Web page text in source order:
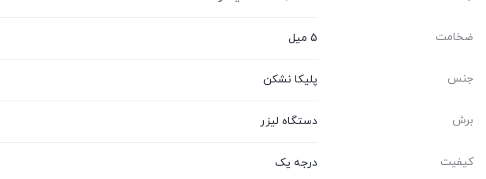
ضخامت 5 میل
جنس پلیکا نشکن
برش دستگاه لیزر
کیفیت درجه یک